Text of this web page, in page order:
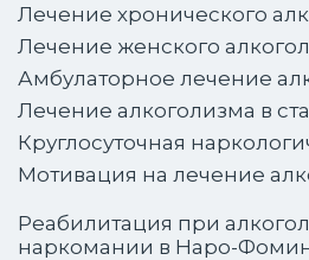
Лечение хронического
Лечение женского
Амбулаторное лечение
Лечение алкоголизма в
Круглосуточная
Мотивация на лечение
Реабилитация при
наркомании в Наро-